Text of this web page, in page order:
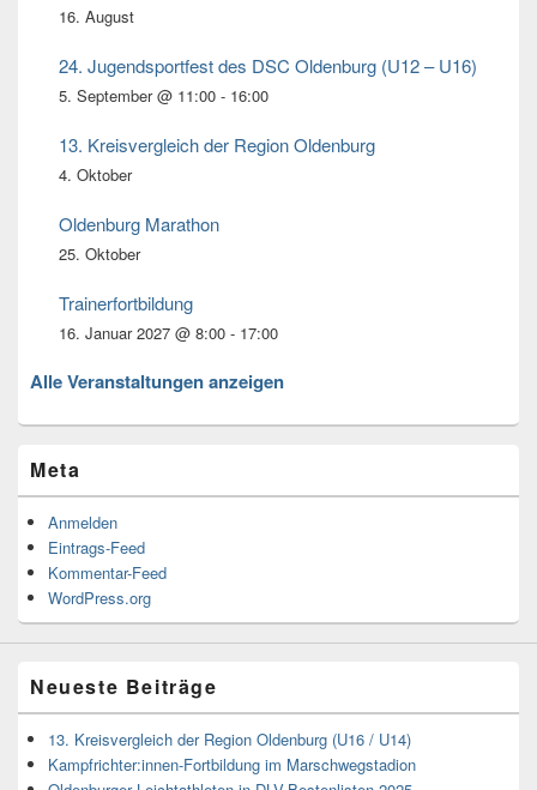
16. August
24. Jugendsportfest des DSC Oldenburg (U12 – U16)
5. September @ 11:00 - 16:00
13. Kreisvergleich der Region Oldenburg
4. Oktober
Oldenburg Marathon
25. Oktober
Trainerfortbildung
16. Januar 2027 @ 8:00 - 17:00
Alle Veranstaltungen anzeigen
Meta
Anmelden
Eintrags-Feed
Kommentar-Feed
WordPress.org
Neueste Beiträge
13. Kreisvergleich der Region Oldenburg (U16 / U14)
Kampfrichter:innen-Fortbildung im Marschwegstadion